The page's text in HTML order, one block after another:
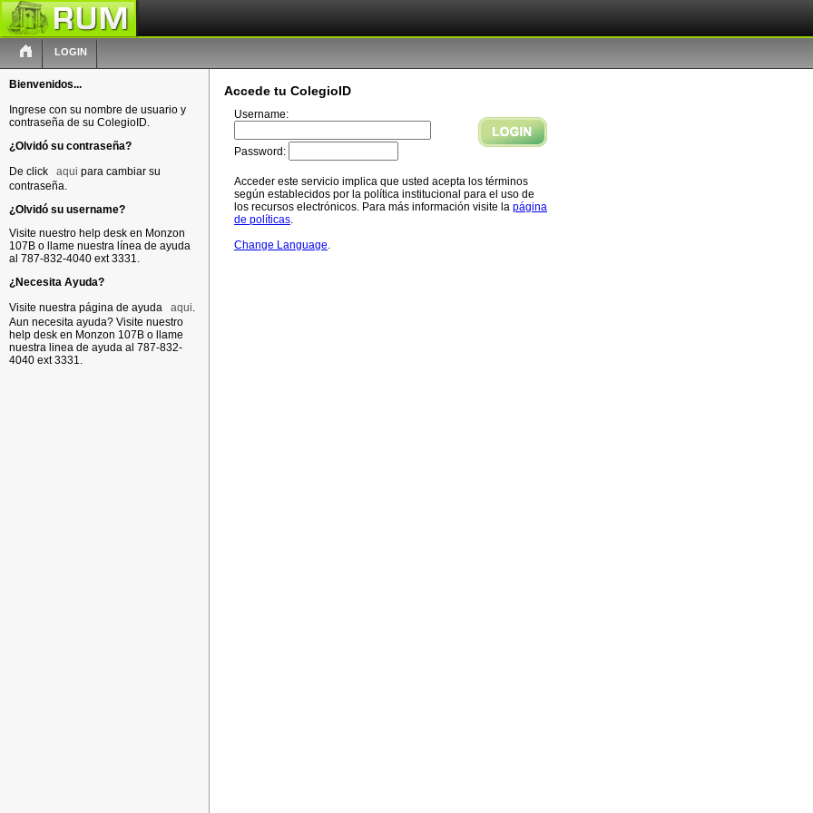
LOGIN
Bienvenidos...
Ingrese con su nombre de usuario y
contraseña de su ColegioID.
¿Olvidó su contraseña?
De click
aqui para cambiar su
contraseña.
¿Olvidó su username?
Visite nuestro help desk en Monzon
107B o llame nuestra línea de ayuda
al 787-832-4040 ext 3331.
¿Necesita Ayuda?
Visite nuestra página de ayuda
aqui.
Aun necesita ayuda? Visite nuestro
help desk en Monzon 107B o llame
nuestra linea de ayuda al 787-832-
4040 ext 3331.
Accede tu ColegioID
Username:
Password:
Acceder este servicio implica que usted acepta los términos
según establecidos por la política institucional para el uso de
los recursos electrónicos. Para más información visite la página
de políticas.
Change Language.